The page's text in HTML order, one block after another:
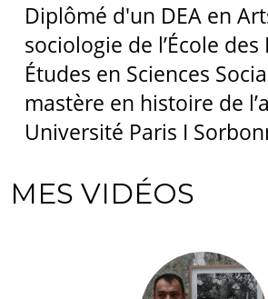
Diplômé d'un DEA en
sociologie de l’École des
Études en Sciences
mastère en histoire de
Université Paris I
MES VIDÉOS